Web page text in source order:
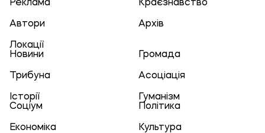
Реклама Краєзнавство
Автори Архів
Локації
Новини
Громада
Трибуна Асоціація
Історії
Гуманізм
Соціум
Політика
Економіка Культура